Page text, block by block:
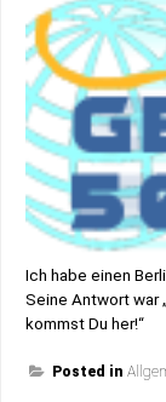
Ich habe einen
Seine Antwort war
kommst Du her!“
Posted in